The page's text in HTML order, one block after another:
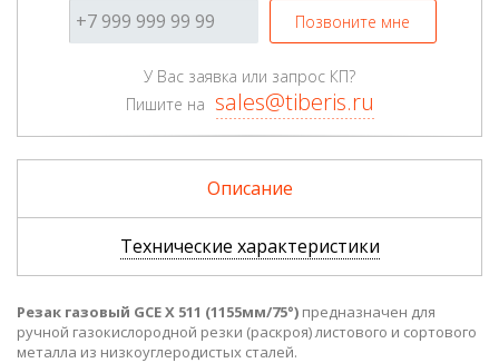
Позвоните мне
У Вас заявка или запрос КП?
Пишите на sales@tiberis.ru
Описание
Технические характеристики
Резак газовый GCE X 511 (1155мм/75°) предназначен для
ручной газокислородной резки (раскроя) листового и сортового
металла из низкоуглеродистых сталей.